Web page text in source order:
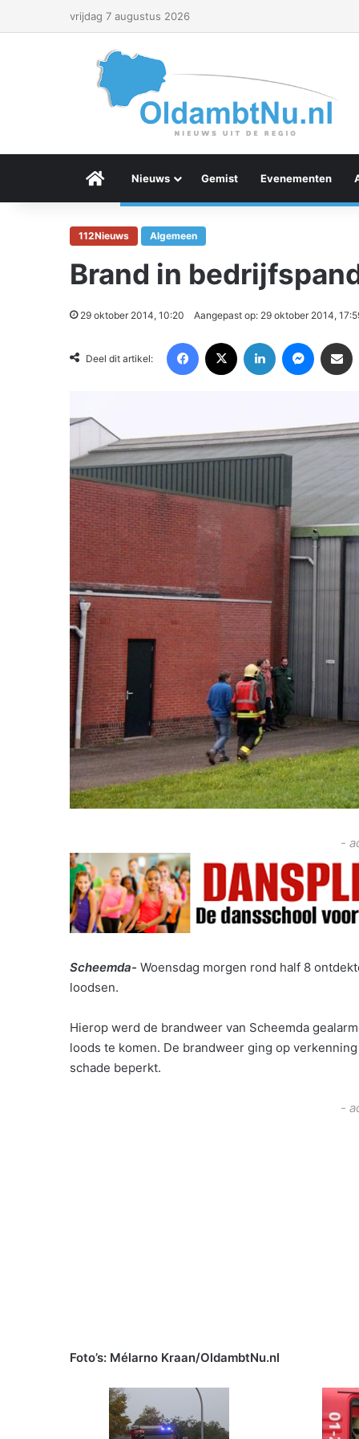
vrijdag 7 augustus 2026
Menu Item
Nieuws Gemist Evenementen
112Nieuws Algemeen
Brand in
29 oktober 2014, 10:20 Aangepast op: 29 oktober 2014,
Deel dit artikel:
-
Scheemda- Woensdag morgen rond half 8
loodsen.
Hierop werd de brandweer van Scheemda
loods te komen. De brandweer ging op
schade beperkt.
-
Foto’s: Mélarno Kraan/OldambtNu.nl